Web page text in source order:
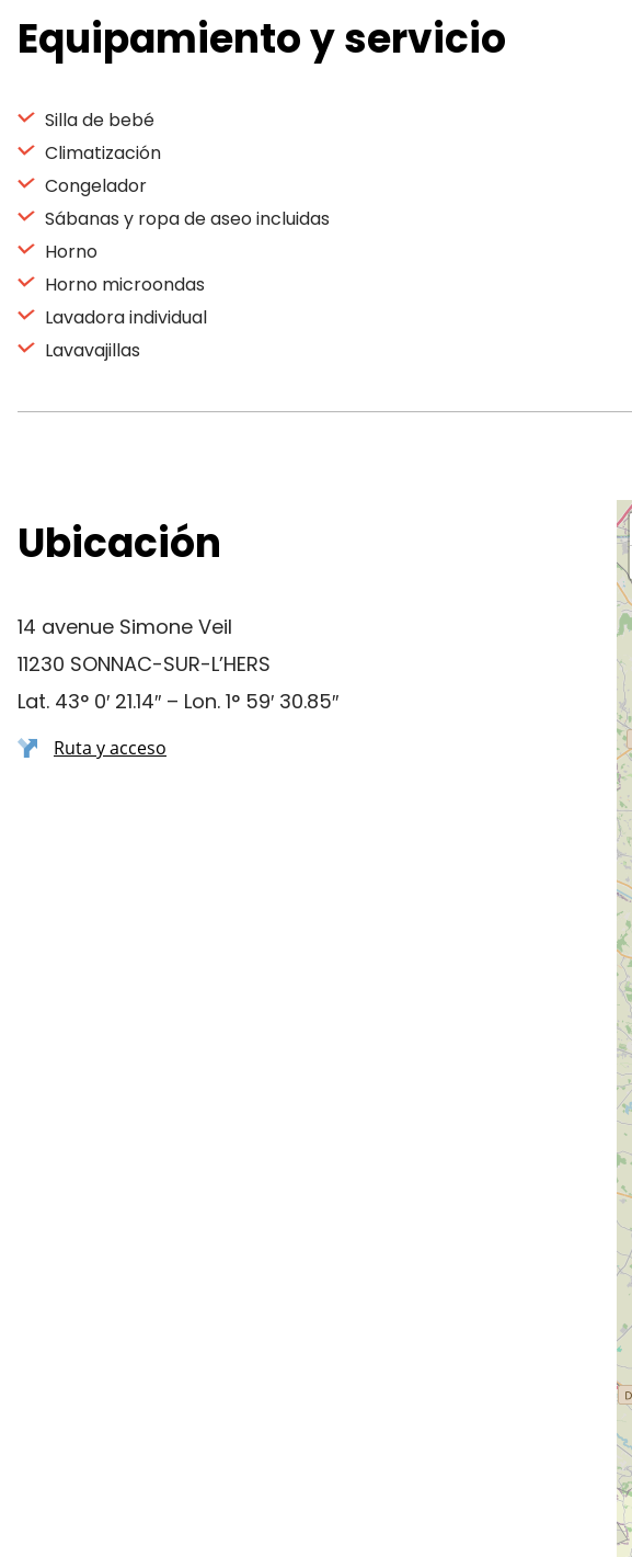
Equipamiento y servicio
Silla de bebé
Climatización
Congelador
Sábanas y ropa de aseo incluidas
Horno
Horno microondas
Lavadora individual
Lavavajillas
Ubicación
14 avenue Simone Veil
11230 SONNAC-SUR-L’HERS
Lat. 43° 0′ 21.14″ – Lon. 1° 59′ 30.85″
Ruta y acceso